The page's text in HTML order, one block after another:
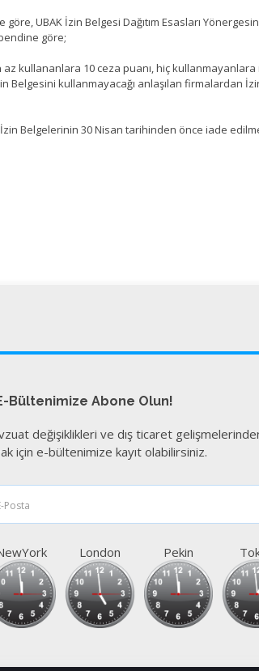
UBAK İzin Belgesi Dağıtım Esasları
göre;
kullananlara 10 ceza puanı, hiç kullanmayanlara
Belgesini kullanmayacağı anlaşılan firmalardan
Belgelerinin 30 Nisan tarihinden önce iade
Bültenimize Abone Olun!
değişiklikleri ve dış ticaret
için e-bültenimize kayıt olabilirsiniz.
London Pekin